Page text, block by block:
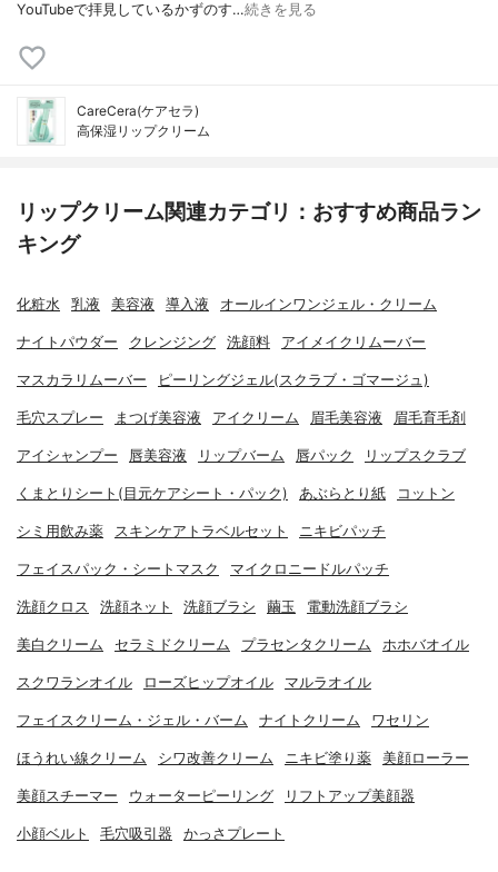
YouTubeで拝見しているかずのす…続きを見る
CareCera(ケアセラ)
高保湿リップクリーム
リップクリーム関連カテゴリ：おすすめ商品ラン
キング
化粧水 乳液 美容液 導入液 オールインワンジェル・クリーム
ナイトパウダー クレンジング 洗顔料 アイメイクリムーバー
マスカラリムーバー ピーリングジェル(スクラブ・ゴマージュ)
毛穴スプレー まつげ美容液 アイクリーム 眉毛美容液 眉毛育毛剤
アイシャンプー 唇美容液 リップバーム 唇パック リップスクラブ
くまとりシート(目元ケアシート・パック) あぶらとり紙 コットン
シミ用飲み薬 スキンケアトラベルセット ニキビパッチ
フェイスパック・シートマスク マイクロニードルパッチ
洗顔クロス 洗顔ネット 洗顔ブラシ 繭玉 電動洗顔ブラシ
美白クリーム セラミドクリーム プラセンタクリーム ホホバオイル
スクワランオイル ローズヒップオイル マルラオイル
フェイスクリーム・ジェル・バーム ナイトクリーム ワセリン
ほうれい線クリーム シワ改善クリーム ニキビ塗り薬 美顔ローラー
美顔スチーマー ウォーターピーリング リフトアップ美顔器
小顔ベルト 毛穴吸引器 かっさプレート